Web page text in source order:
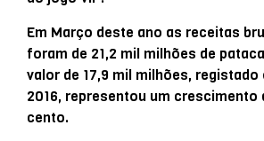
Em Março deste ano as receitas
foram de 21,2 mil milhões de
valor de 17,9 mil milhões, registado
2016, representou um crescimento
cento.